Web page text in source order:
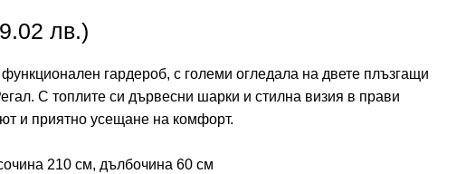
лв.)
гардероб, с големи огледала на двете плъзгащи
С топлите си дървесни шарки и стилна визия в прави
и приятно усещане на комфорт.
210 см, дълбочина 60 см